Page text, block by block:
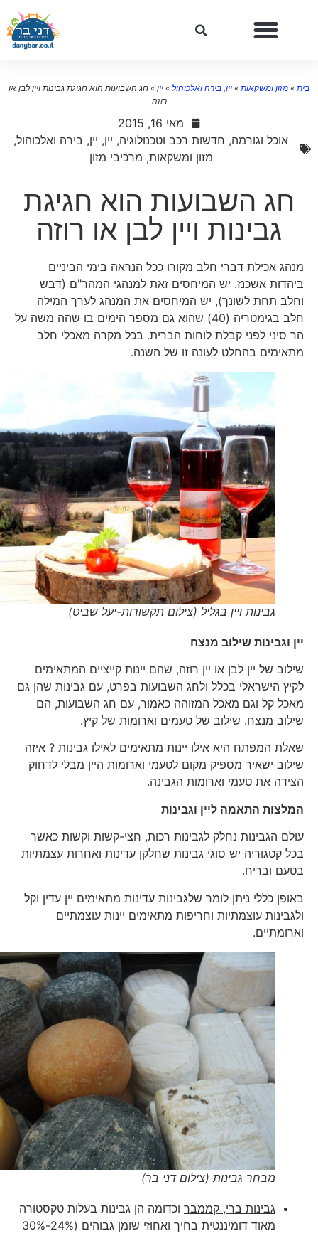
»מזון ומשקאות»יין, בירה ואלכוהול»יין »חג השבועות הוא חגיגת גבינות ויין לבן או
רוזה
מאי 16, 2015
אוכל וגורמה,חדשות רכב וטכנולוגיה,יין, יין, בירה ואלכוהול,
מזון ומשקאות,מרכיבי מזון
חג השבועות הוא חגיגת
גבינות ויין לבן או רוזה
מנהג אכילת דברי חלב מקורו ככל הנראה בימי הביניים
ביהדות אשכנז. יש המיחסים זאת למנהגי המהר"ם (דבש
וחלב תחת לשונך), יש המיחסים את המנהג לערך המילה
חלב בגימטריה (40) שהוא גם מספר הימים בו שהה משה על
הר סיני לפני קבלת לוחות הברית. בכל מקרה מאכלי חלב
מתאימים בהחלט לעונה זו של השנה.
גבינות ויין בגליל (צילום תקשורות-יעל שביט)
יין וגבינות שילוב מנצח
שילוב של יין לבן או יין רוזה, שהם יינות קייציים המתאימים
לקיץ הישראלי בכלל ולחג השבועות בפרט, עם גבינות שהן גם
מאכל קל וגם מאכל המזוהה כאמור, עם חג השבועות, הם
שילוב מנצח. שילוב של טעמים וארומות של קיץ.
שאלת המפתח היא אילו יינות מתאימים לאילו גבינות ? איזה
שילוב ישאיר מספיק מקום לטעמי וארומות היין מבלי לדחוק
הצידה את טעמי וארומות הגבינה.
המלצות התאמה ליין וגבינות
עולם הגבינות נחלק לגבינות רכות, חצי-קשות וקשות כאשר
בכל קטגוריה יש סוגי גבינות שחלקן עדינות ואחרות עצמתיות
בטעם ובריח.
באופן כללי ניתן לומר שלגבינות עדינות מתאימים יין עדין וקל
ולגבינות עוצמתיות וחריפות מתאימים יינות עוצמתיים
וארומתיים.
מבחר גבינות (צילום דני בר)
גבינות ברי, קממברוכדומה הן גבינות בעלות טקסטורה
מאוד דומיננטית בחיך ואחוזי שומן גבוהים (24%-30%